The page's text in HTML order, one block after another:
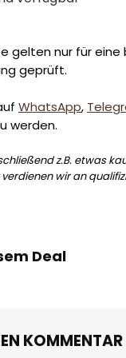
gelten nur für
geprüft.
WhatsApp,
werden.
z.B. etwas
wir an
Deal
KOMMENTAR